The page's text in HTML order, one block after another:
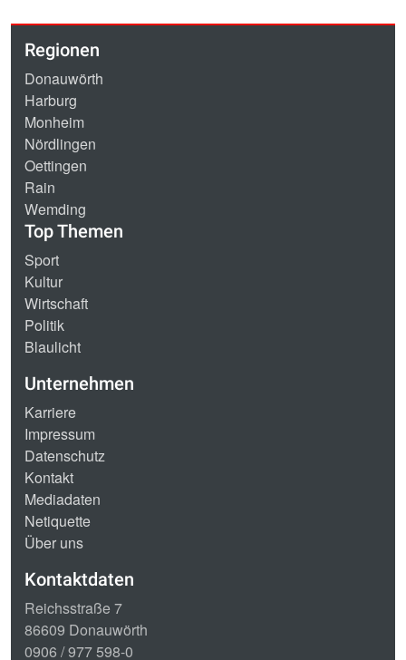
Regionen
Donauwörth
Harburg
Monheim
Nördlingen
Oettingen
Rain
Wemding
Top Themen
Sport
Kultur
Wirtschaft
Politik
Blaulicht
Unternehmen
Karriere
Impressum
Datenschutz
Kontakt
Mediadaten
Netiquette
Über uns
Kontaktdaten
Reichsstraße 7
86609 Donauwörth
0906 / 977 598-0